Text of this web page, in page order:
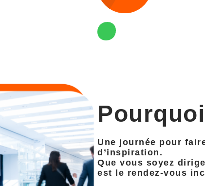
Une journée pour
d’inspiration.
Que vous soyez
est le rendez-vous